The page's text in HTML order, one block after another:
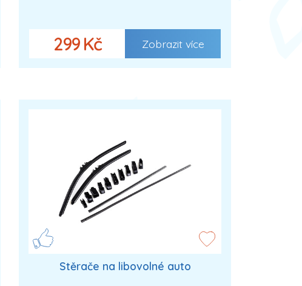
299 Kč Zobrazit více
Stěrače na libovolné auto